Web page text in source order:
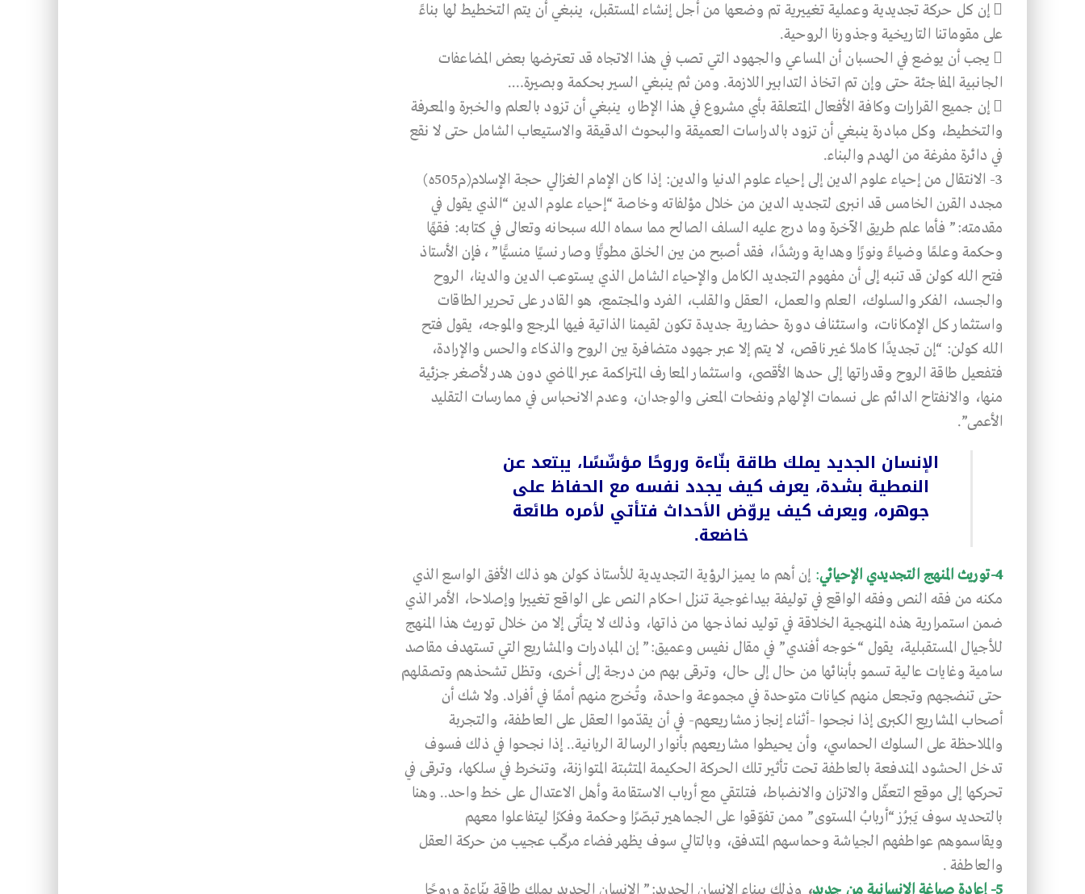
 إن كل حركة تجديدية وعملية تغييرية تم وضعها من أجل إنشاء المستقبل، ينبغي أن يتم التخطيط لها بناءً
على مقوماتنا التاريخية وجذورنا الروحية.
 يجب أن يوضع في الحسبان أن المساعي والجهود التي تصب في هذا الاتجاه قد تعترضها بعض المضاعفات
الجانبية المفاجئة حتى وإن تم اتخاذ التدابير اللازمة. ومن ثم ينبغي السير بحكمة وبصيرة….
 إن جميع القرارات وكافة الأفعال المتعلقة بأي مشروع في هذا الإطار، ينبغي أن تزود بالعلم والخبرة والمعرفة
والتخطيط، وكل مبادرة ينبغي أن تزود بالدراسات العميقة والبحوث الدقيقة والاستيعاب الشامل حتى لا نقع
في دائرة مفرغة من الهدم والبناء.
3- الانتقال من إحياء علوم الدين إلى إحياء علوم الدنيا والدين: إذا كان الإمام الغزالي حجة الإسلام(م505ه)
مجدد القرن الخامس قد انبرى لتجديد الدين من خلال مؤلفاته وخاصة “إحياء علوم الدين “الذي يقول في
مقدمته:” فأما علم طريق الآخرة وما درج عليه السلف الصالح مما سماه الله سبحانه وتعالى في كتابه: فقهًا
وحكمة وعلمًا وضياءً ونورًا وهداية ورشدًا، فقد أصبح من بين الخلق مطويًّا وصار نسيًا منسيًّا” ،فإن الأستاذ
فتح الله كولن قد تنبه إلى أن مفهوم التجديد الكامل والإحياء الشامل الذي يستوعب الدين والدينا، الروح
والجسد، الفكر والسلوك، العلم والعمل، العقل والقلب، الفرد والمجتمع، هو القادر على تحرير الطاقات
واستثمار كل الإمكانات، واستئناف دورة حضارية جديدة تكون لقيمنا الذاتية فيها المرجع والموجه، يقول فتح
الله كولن: “إن تجديدًا كاملاً غير ناقص، لا يتم إلا عبر جهود متضافرة بين الروح والذكاء والحس والإرادة،
فتفعيل طاقة الروح وقدراتها إلى حدها الأقصى، واستثمار المعارف المتراكمة عبر الماضي دون هدر لأصغر جزئية
منها، والانفتاح الدائم على نسمات الإلهام ونفحات المعنى والوجدان، وعدم الانحباس في ممارسات التقليد
الأعمى”.
الإنسان الجديد يملك طاقة بنّاءة وروحًا مؤسِّسًا، يبتعد عن
النمطية بشدة، يعرف كيف يجدد نفسه مع الحفاظ على
جوهره، ويعرف كيف يروّض الأحداث فتأتي لأمره طائعة
خاضعة.
4-توريث المنهج التجديدي الإحيائي : إن أهم ما يميز الرؤية التجديدية للأستاذ كولن هو ذلك الأفق الواسع الذي
مكنه من فقه النص وفقه الواقع في توليفة بيداغوجية تنزل احكام النص على الواقع تغييرا وإصلاحا، الأمر الذي
ضمن استمرارية هذه المنهجية الخلاقة في توليد نماذجها من ذاتها، وذلك لا يتأتى إلا من خلال توريث هذا المنهج
للأجيال المستقبلية، يقول “خوجه أفندي” في مقال نفيس وعميق:” إن المبادرات والمشاريع التي تستهدف مقاصد
سامية وغايات عالية تسمو بأبنائها من حال إلى حال، وترقى بهم من درجة إلى أخرى، وتظل تشحذهم وتصقلهم
حتى تنضجهم وتجعل منهم كيانات متوحدة في مجموعة واحدة، وتُخرج منهم أممًا في أفراد. ولا شك أن
أصحاب المشاريع الكبرى إذا نجحوا -أثناء إنجاز مشاريعهم- في أن يقدّموا العقل على العاطفة، والتجربة
والملاحظة على السلوك الحماسي، وأن يحيطوا مشاريعهم بأنوار الرسالة الربانية.. إذا نجحوا في ذلك فسوف
تدخل الحشود المندفعة بالعاطفة تحت تأثير تلك الحركة الحكيمة المتثبتة المتوازنة، وتنخرط في سلكها، وترقى في
تحركها إلى موقع التعقّل والاتزان والانضباط، فتلتقي مع أرباب الاستقامة وأهل الاعتدال على خط واحد.. وهنا
بالتحديد سوف يَبرُز “أربابُ المستوى” ممن تفوّقوا على الجماهير تبصّرًا وحكمة وفكرًا ليتفاعلوا معهم
ويقاسموهم عواطفهم الجياشة وحماسهم المتدفق، وبالتالي سوف يظهر فضاء مركّب عجيب من حركة العقل
والعاطفة .
5- إعادة صياغة الإنسانية من جديد
، وذلك ببناء الانسان الجديد:” الإنسان الجديد يملك طاقة بنّاءة وروحًا